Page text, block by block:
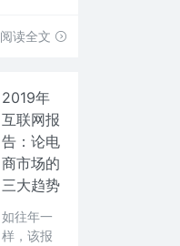
阅读全文
2019年
互联网报
告：论电
商市场的
三大趋势
如往年一
样，该报